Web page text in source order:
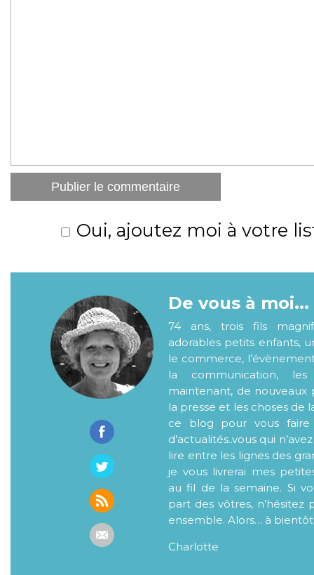
Oui, ajoutez moi à votre
De vous à moi...
74 ans, trois fils
adorables petits enfants,
le commerce,
la communication,
maintenant, de nouveaux
la presse et les choses de
ce blog pour vous faire
d’actualités..vous qui
lire entre les lignes des
je vous livrerai mes
au fil de la semaine. Si
part des vôtres, n’hésitez
ensemble. Alors… à bientôt
Charlotte